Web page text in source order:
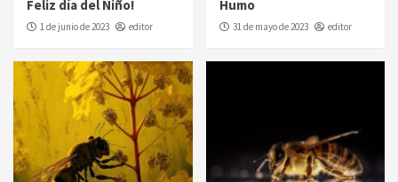
Feliz día del Niño!
1 de junio de 2023 editor
Humo
31 de mayo de 2023 editor